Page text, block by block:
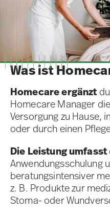
Was ist
Homecare ergänzt
Homecare Manager
Versorgung zu Hause,
oder durch einen
Die Leistung umfasst
Anwendungsschulung
beratungsintensiver
z. B. Produkte zur
Stoma- oder